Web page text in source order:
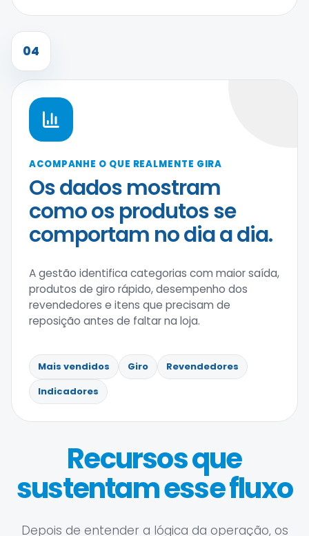
04
ACOMPANHE O QUE REALMENTE GIRA
Os dados mostram
como os produtos se
comportam no dia a dia.
A gestão identifica categorias com maior saída,
produtos de giro rápido, desempenho dos
revendedores e itens que precisam de
reposição antes de faltar na loja.
Mais vendidos Giro
Revendedores
Indicadores
Recursos que
sustentam esse fluxo
Depois de entender a lógica da operação, os